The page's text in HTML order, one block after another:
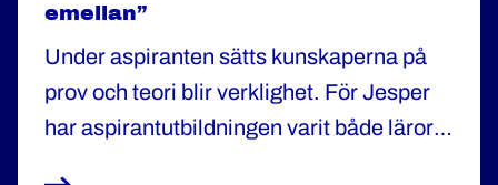
emellan”
Under aspiranten sätts kunskaperna på
prov och teori blir verklighet. För Jesper
har aspirantutbildningen varit både lärorik